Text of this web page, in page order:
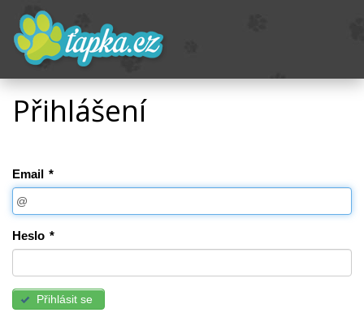
Přihlášení
Email *
Heslo *
Přihlásit se